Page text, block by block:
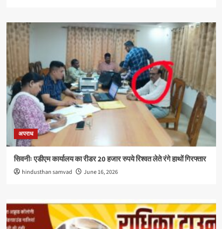
अपराध
सिवनीः एडीएम कार्यालय का रीडर 20 हजार रुपये रिश्वत लेते रंगे हाथों गिरफ्तार
hindusthan samvad June 16, 2026